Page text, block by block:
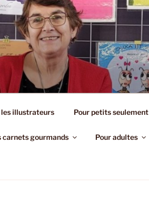
illustrateurs Pour petits seulement
carnets gourmands Pour adultes